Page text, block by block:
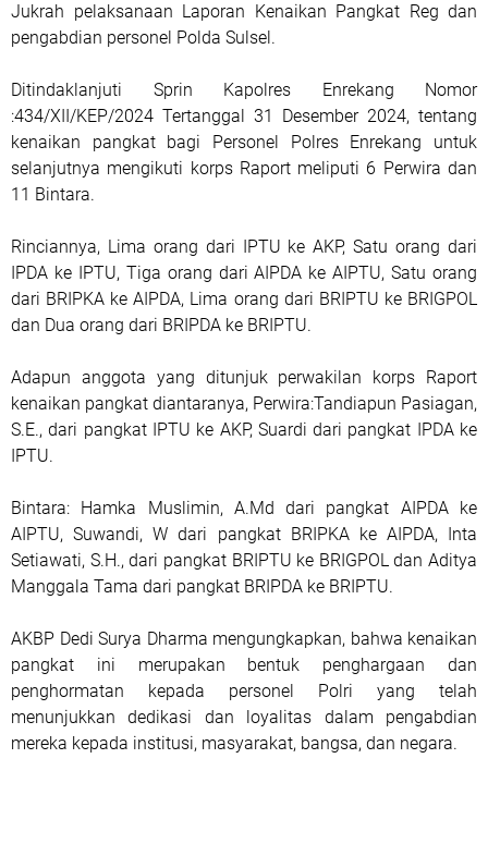
Jukrah pelaksanaan Laporan Kenaikan Pangkat Reg dan
pengabdian personel Polda Sulsel.
Ditindaklanjuti Sprin Kapolres Enrekang Nomor
:434/XII/KEP/2024 Tertanggal 31 Desember 2024, tentang
kenaikan pangkat bagi Personel Polres Enrekang untuk
selanjutnya mengikuti korps Raport meliputi 6 Perwira dan
11 Bintara.
Rinciannya, Lima orang dari IPTU ke AKP, Satu orang dari
IPDA ke IPTU, Tiga orang dari AIPDA ke AIPTU, Satu orang
dari BRIPKA ke AIPDA, Lima orang dari BRIPTU ke BRIGPOL
dan Dua orang dari BRIPDA ke BRIPTU.
Adapun anggota yang ditunjuk perwakilan korps Raport
kenaikan pangkat diantaranya, Perwira:Tandiapun Pasiagan,
S.E., dari pangkat IPTU ke AKP, Suardi dari pangkat IPDA ke
IPTU.
Bintara: Hamka Muslimin, A.Md dari pangkat AIPDA ke
AIPTU, Suwandi, W dari pangkat BRIPKA ke AIPDA, Inta
Setiawati, S.H., dari pangkat BRIPTU ke BRIGPOL dan Aditya
Manggala Tama dari pangkat BRIPDA ke BRIPTU.
AKBP Dedi Surya Dharma mengungkapkan, bahwa kenaikan
pangkat ini merupakan bentuk penghargaan dan
penghormatan kepada personel Polri yang telah
menunjukkan dedikasi dan loyalitas dalam pengabdian
mereka kepada institusi, masyarakat, bangsa, dan negara.